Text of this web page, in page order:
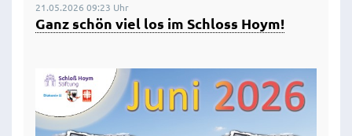
21.05.2026 09:23 Uhr
Ganz schön viel los im Schloss Hoym!